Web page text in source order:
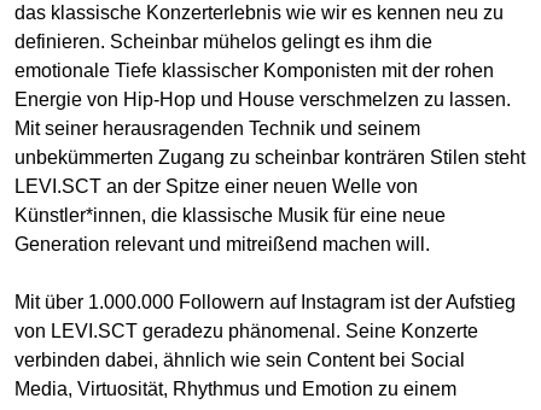
das klassische Konzerterlebnis wie wir es kennen neu zu
definieren. Scheinbar mühelos gelingt es ihm die
emotionale Tiefe klassischer Komponisten mit der rohen
Energie von Hip-Hop und House verschmelzen zu lassen.
Mit seiner herausragenden Technik und seinem
unbekümmerten Zugang zu scheinbar konträren Stilen steht
LEVI.SCT an der Spitze einer neuen Welle von
Künstler*innen, die klassische Musik für eine neue
Generation relevant und mitreißend machen will.
Mit über 1.000.000 Followern auf Instagram ist der Aufstieg
von LEVI.SCT geradezu phänomenal. Seine Konzerte
verbinden dabei, ähnlich wie sein Content bei Social
Media, Virtuosität, Rhythmus und Emotion zu einem